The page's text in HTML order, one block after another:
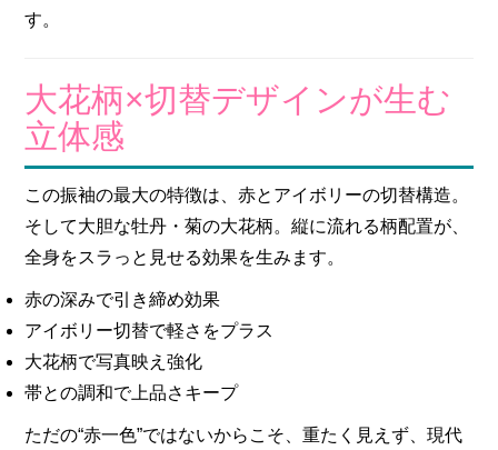
す。
大花柄×切替デザインが生む
立体感
この振袖の最大の特徴は、赤とアイボリーの切替構造。
そして大胆な牡丹・菊の大花柄。縦に流れる柄配置が、
全身をスラっと見せる効果を生みます。
赤の深みで引き締め効果
アイボリー切替で軽さをプラス
大花柄で写真映え強化
帯との調和で上品さキープ
ただの“赤一色”ではないからこそ、重たく見えず、現代